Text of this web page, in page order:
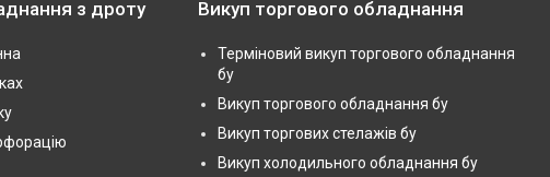
з дроту Викуп торгового обладнання
Терміновий викуп торгового обладнання
бу
Викуп торгового обладнання бу
Викуп торгових стелажів бу
Викуп холодильного обладнання бу